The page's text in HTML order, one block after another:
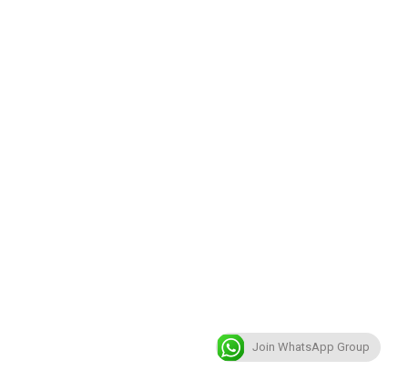
Join WhatsApp Group